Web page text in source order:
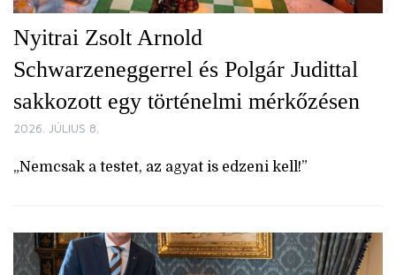
Nyitrai Zsolt Arnold
Schwarzeneggerrel és Polgár Judittal
sakkozott egy történelmi mérkőzésen
2026. JÚLIUS 8.
„Nemcsak a testet, az agyat is edzeni kell!”